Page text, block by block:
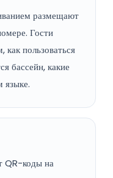
размещают
Гости
пользоваться
бассейн, какие
языке.
QR-коды на